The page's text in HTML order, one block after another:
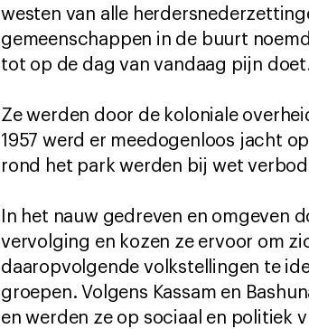
westen van alle
gemeenschappen in de buurt
tot op de dag van vandaag pijn
Ze werden door de koloniale
1957 werd er meedogenloos jacht
rond het park werden bij wet
In het nauw gedreven en omgeven
vervolging en kozen ze ervoor om
daaropvolgende volkstellingen te
groepen. Volgens Kassam en
en werden ze op sociaal en politiek